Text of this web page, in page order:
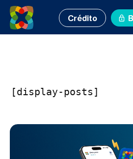
Crédito
[display-posts]